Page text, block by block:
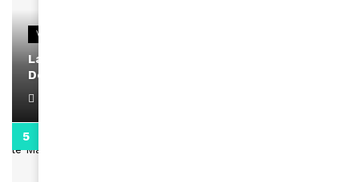
VIDEOS
La rubrique santé speciale coronavirus du
Docteur Makanda